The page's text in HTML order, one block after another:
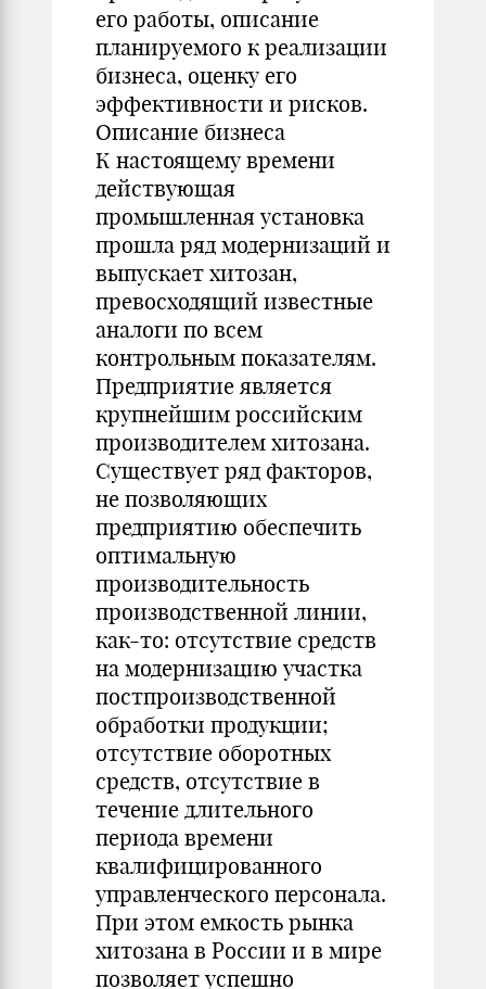
его работы, описание
планируемого к реализации
бизнеса, оценку его
эффективности и рисков.
Описание бизнеса
К настоящему времени
действующая
промышленная установка
прошла ряд модернизаций и
выпускает хитозан,
превосходящий известные
аналоги по всем
контрольным показателям.
Предприятие является
крупнейшим российским
производителем хитозана.
Существует ряд факторов,
не позволяющих
предприятию обеспечить
оптимальную
производительность
производственной линии,
как-то: отсутствие средств
на модернизацию участка
постпроизводственной
обработки продукции;
отсутствие оборотных
средств, отсутствие в
течение длительного
периода времени
квалифицированного
управленческого персонала.
При этом емкость рынка
хитозана в России и в мире
позволяет успешно